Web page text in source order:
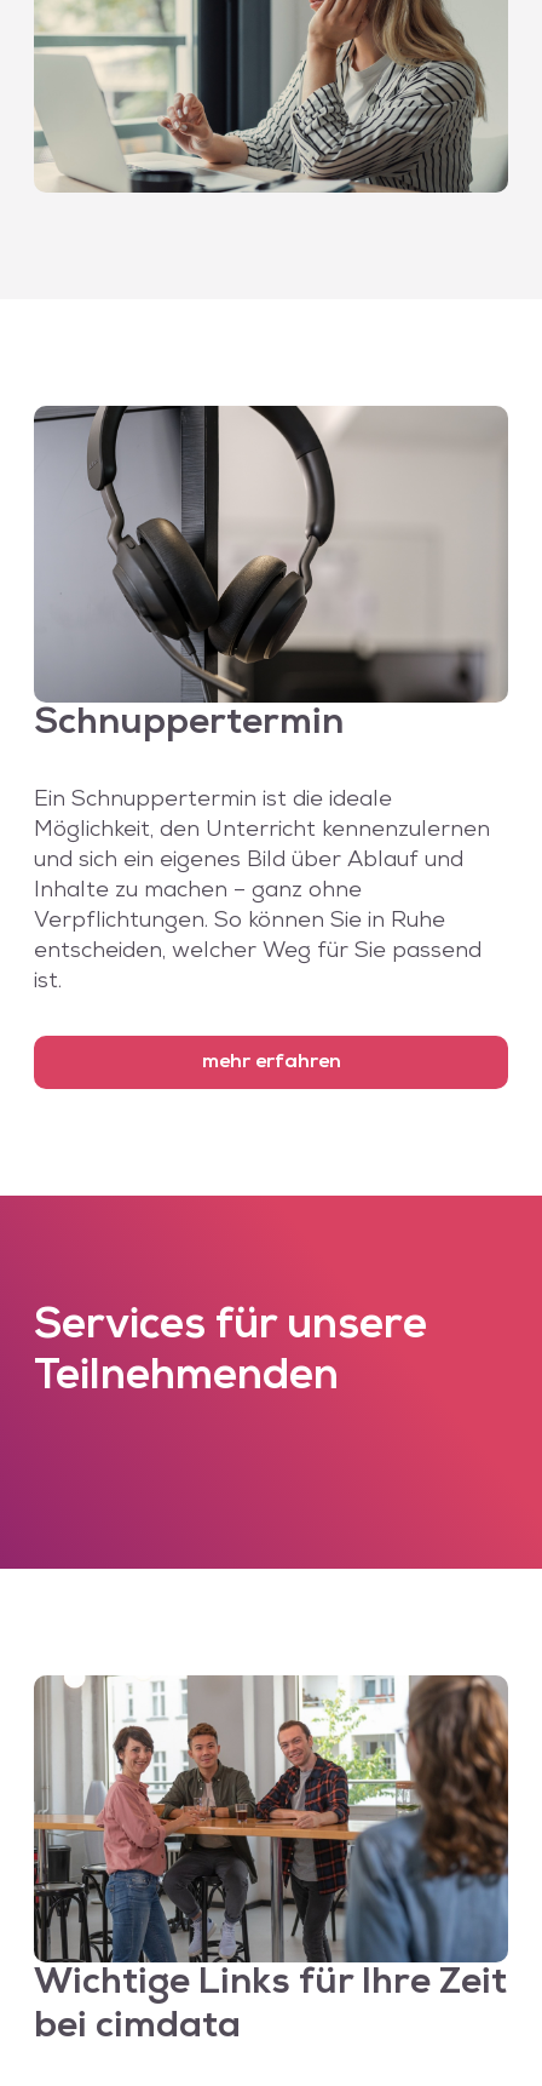
Schnuppertermin
Ein Schnuppertermin ist die ideale
Möglichkeit, den Unterricht kennenzulernen
und sich ein eigenes Bild über Ablauf und
Inhalte zu machen – ganz ohne
Verpflichtungen. So können Sie in Ruhe
entscheiden, welcher Weg für Sie passend
ist.
mehr erfahren
Services für unsere
Teilnehmenden
Wichtige Links für Ihre Zeit
bei cimdata